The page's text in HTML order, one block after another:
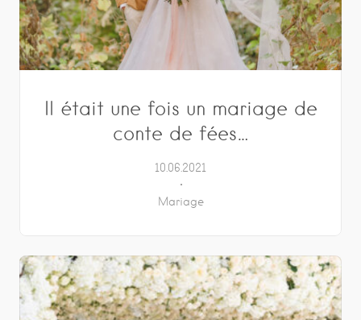
Il était une fois un mariage de
conte de fées…
10.06.2021
Mariage